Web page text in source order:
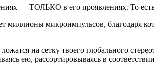
— ТОЛЬКО в его проявлениях. То
микроимпульсов, благодаря
на сетку твоего глобального
ею, рассортировываясь в